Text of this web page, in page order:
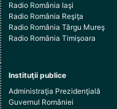
Radio România Iaşi
Radio România Reşiţa
Radio România Târgu Mureş
Radio România Timişoara
Instituţii publice
Administraţia Prezidenţială
Guvernul României